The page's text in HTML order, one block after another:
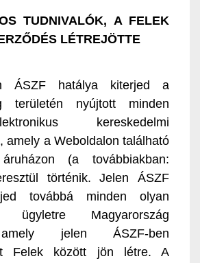
TUDNIVALÓK, A FELEK
LÉTREJÖTTE
ÁSZF hatálya kiterjed a
területén nyújtott minden
kereskedelmi
amely a Weboldalon található
(a továbbiakban:
történik. Jelen ÁSZF
továbbá minden olyan
ügyletre Magyarország
jelen ÁSZF-ben
Felek között jön létre. A